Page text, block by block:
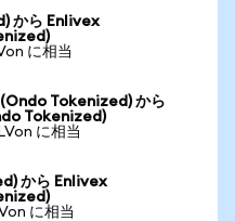
から Enlivex
に相当
Tokenized) から
Tokenized)
に相当
から Enlivex
に相当